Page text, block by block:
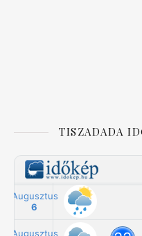
TISZADADA